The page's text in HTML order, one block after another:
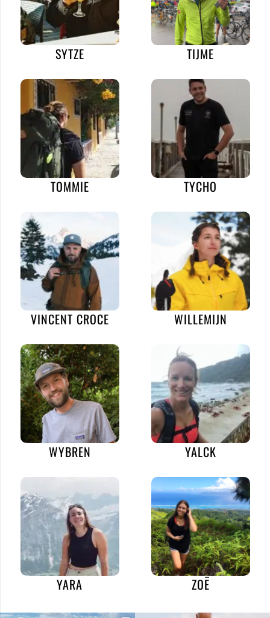
SYTZE TIJME
TOMMIE TYCHO
VINCENT CROCE WILLEMIJN
WYBREN YALCK
YARA ZOË